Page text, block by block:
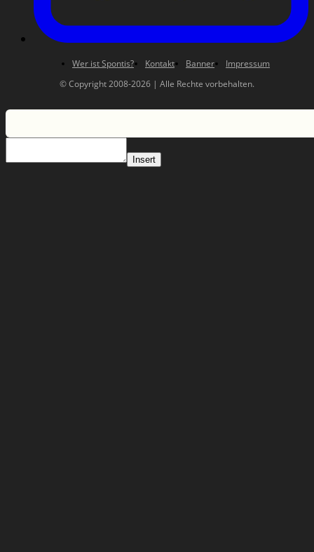
Wer ist Spontis? Kontakt Banner
Impressum
© Copyright 2008-2026 | Alle Rechte vorbehalten.
Insert